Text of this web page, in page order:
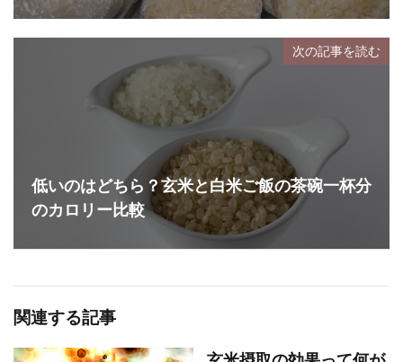
次の記事を読む
低いのはどちら？玄米と白米ご飯の茶碗一杯分
のカロリー比較
関連する記事